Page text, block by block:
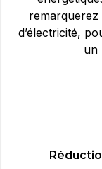
d’électricité,
un